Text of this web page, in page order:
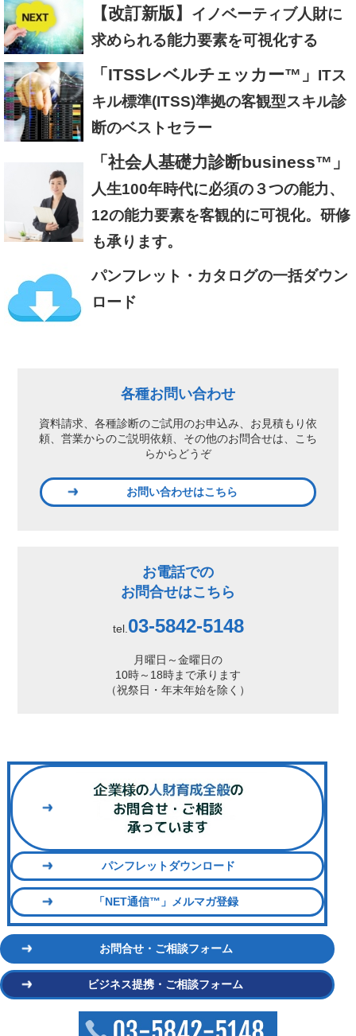
【改訂新版】
イノベーティブ人財に
求められる能力要素を可視化する
「ITSSレベルチェッカー™」 ITス
キル標準(ITSS)準拠の客観型スキル診
断のベストセラー
「社会人基礎力診断business™」
人生100年時代に必須の３つの能力、
12の能力要素を客観的に可視化。研修
も承ります。
パンフレット・カタログの一括ダウン
ロード
各種お問い合わせ
資料請求、各種診断のご試用のお申込み、 お見積もり依
頼、営業からのご説明依頼、 その他のお問合せは、こち
らからどうぞ
お問い合わせはこちら
お電話での
お問合せはこちら
tel. 03-5842-5148
月曜日～金曜日の
10時～18時まで承ります
（祝祭日・年末年始を除く）
パンフレットダウンロード
「NET通信™」メルマガ登録
お問合せ・ご相談フォーム
ビジネス提携・ご相談フォーム